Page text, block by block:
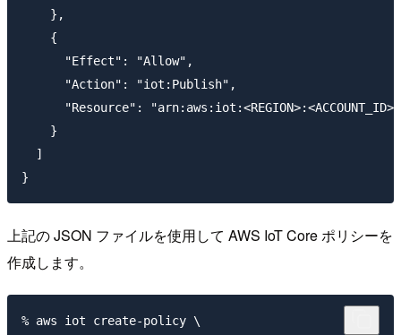
    },
    {
      "Effect": "Allow",
      "Action": "iot:Publish",
"Resource":
    }
  ]
上記の JSON ファイルを使用して AWS IoT Core ポリシーを
作成します。
% aws iot create-policy \